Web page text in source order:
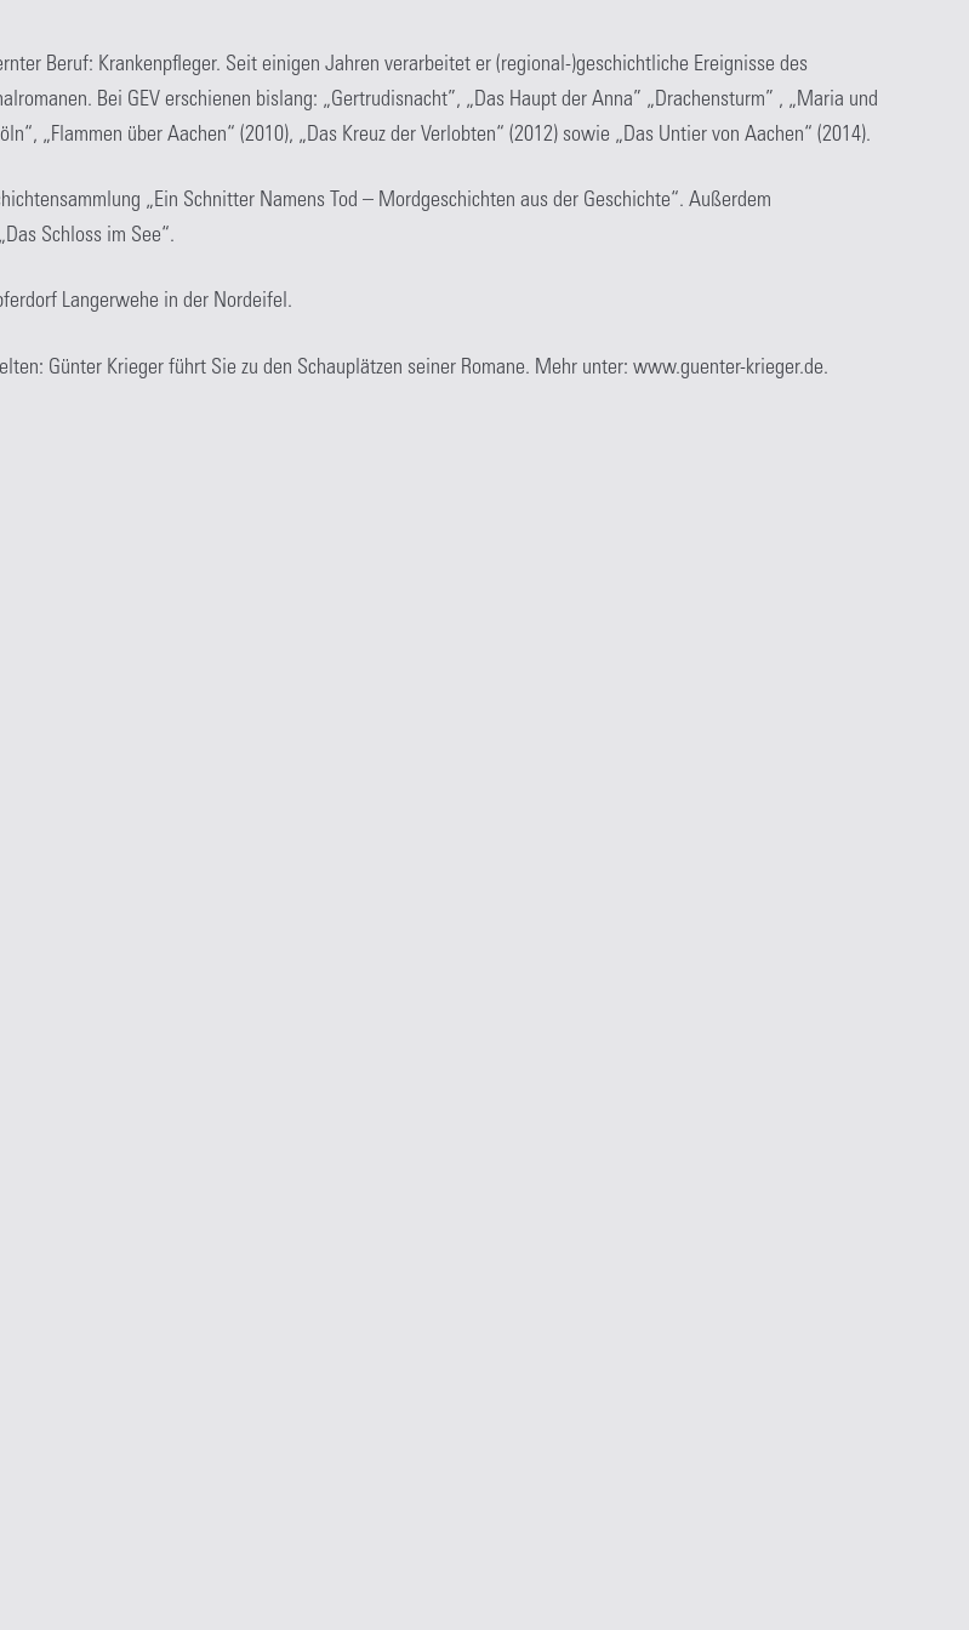
Beruf: Krankenpfleger. Seit einigen Jahren verarbeitet er (regional-)geschichtliche Ereignisse des
Bei GEV erschienen bislang: „Gertrudisnacht”, „Das Haupt der Anna” „Drachensturm” , „Maria und
„Flammen über Aachen“ (2010), „Das Kreuz der Verlobten“ (2012) sowie „Das Untier von Aachen“ (2014).
„Ein Schnitter Namens Tod – Mordgeschichten aus der Geschichte“. Außerdem
Schloss im See“.
Langerwehe in der Nordeifel.
Günter Krieger führt Sie zu den Schauplätzen seiner Romane. Mehr unter: www.guenter-krieger.de.